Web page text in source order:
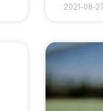
2021-08-27